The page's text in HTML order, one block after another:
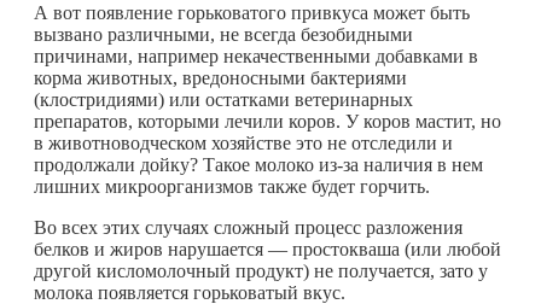
А вот появление горьковатого привкуса может быть
вызвано различными, не всегда безобидными
причинами, например некачественными добавками в
корма животных, вредоносными бактериями
(клостридиями) или остатками ветеринарных
препаратов, которыми лечили коров. У коров мастит, но
в животноводческом хозяйстве это не отследили и
продолжали дойку? Такое молоко из-за наличия в нем
лишних микроорганизмов также будет горчить.
Во всех этих случаях сложный процесс разложения
белков и жиров нарушается — простокваша (или любой
другой кисломолочный продукт) не получается, зато у
молока появляется горьковатый вкус.